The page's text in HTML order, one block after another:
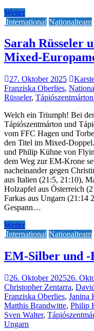
Weiter
International Nationalteam
Sarah Rüsseler
Mixed-
27. Oktober 2025
Franziska Oberlies,
Rüsseler,
Welch ein Triumph! Bei
Tápiószentmárton und
vom FFC Hagen und
den Titel im Mixed-
und Philip Kühne von
dem Weg zur EM-Krone
nacheinander gegen
aus Italien (21:5, 21:10),
Holzapfel aus Österreich
Farkas aus Ungarn (21:14
Gespann…
Weiter
International Nationalteam
EM-Silber und -
26. Oktober 202526.
Christopher Zentarra,
Franziska Oberlies, Janina
Matthis Brandwitte, Philip
Sven Walter,
Ungarn